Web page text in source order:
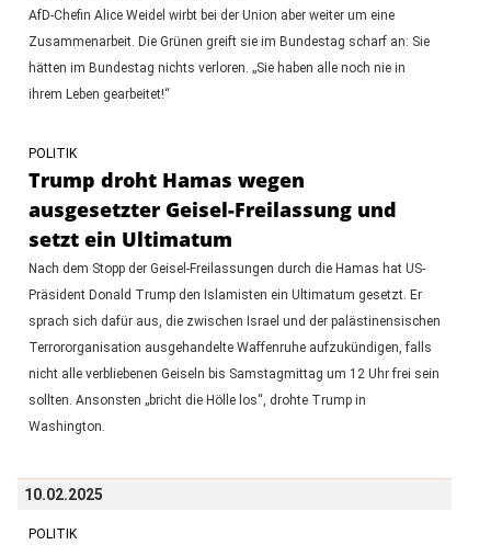
AfD-Chefin Alice Weidel wirbt bei der Union aber weiter um eine
Zusammenarbeit. Die Grünen greift sie im Bundestag scharf an: Sie
hätten im Bundestag nichts verloren. „Sie haben alle noch nie in
ihrem Leben gearbeitet!“
POLITIK
Trump droht Hamas wegen
ausgesetzter Geisel-Freilassung und
setzt ein Ultimatum
Nach dem Stopp der Geisel-Freilassungen durch die Hamas hat US-
Präsident Donald Trump den Islamisten ein Ultimatum gesetzt. Er
sprach sich dafür aus, die zwischen Israel und der palästinensischen
Terrororganisation ausgehandelte Waffenruhe aufzukündigen, falls
nicht alle verbliebenen Geiseln bis Samstagmittag um 12 Uhr frei sein
sollten. Ansonsten „bricht die Hölle los“, drohte Trump in
Washington.
10.02.2025
POLITIK